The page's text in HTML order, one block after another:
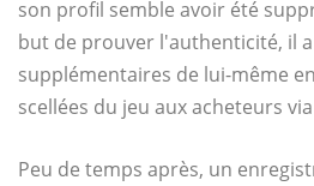
son profil semble avoir été
but de prouver l'authenticité, il
supplémentaires de lui-même
scellées du jeu aux acheteurs via
Peu de temps après, un